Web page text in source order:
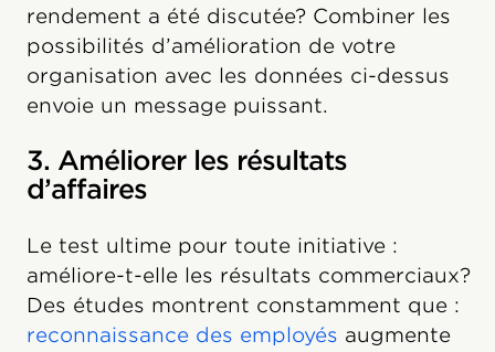
rendement a été discutée? Combiner les
possibilités d’amélioration de votre
organisation avec les données ci-dessus
envoie un message puissant.
3. Améliorer les résultats
d’affaires
Le test ultime pour toute initiative :
améliore-t-elle les résultats commerciaux?
Des études montrent constamment que :
reconnaissance des employés augmente